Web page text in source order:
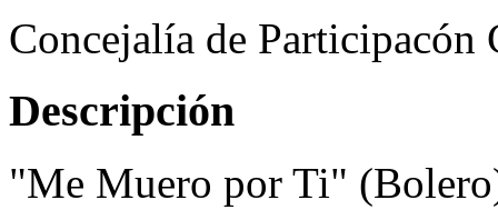
Concejalía de Participacón
Descripción
"Me Muero por Ti"